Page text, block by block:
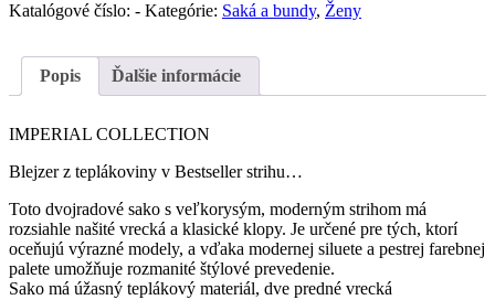
Elastic
Katalógové číslo: - Kategórie: Saká a bundy, Ženy
Popis Ďalšie informácie
IMPERIAL COLLECTION
Blejzer z teplákoviny v Bestseller strihu…
Toto dvojradové sako s veľkorysým, moderným strihom má
rozsiahle našité vrecká a klasické klopy. Je určené pre tých, ktorí
oceňujú výrazné modely, a vďaka modernej siluete a pestrej farebnej
palete umožňuje rozmanité štýlové prevedenie.
Sako má úžasný teplákový materiál, dve predné vrecká